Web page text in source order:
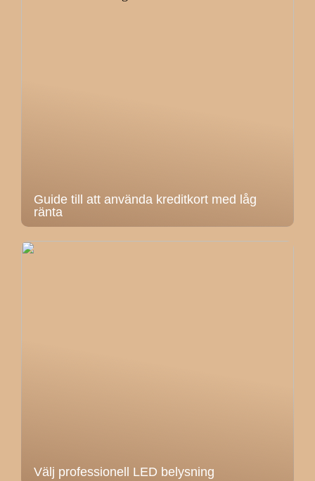
Guide till att använda kreditkort med låg
ränta
Välj professionell LED belysning